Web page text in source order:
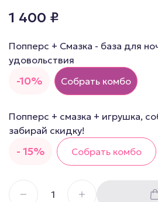
1 400 ₽
-10%
Попперс + Смазка - база для
удовольствия
Собрать комбо
- 15%
Попперс + смазка + игрушка,
забирай скидку!
Собрать комбо